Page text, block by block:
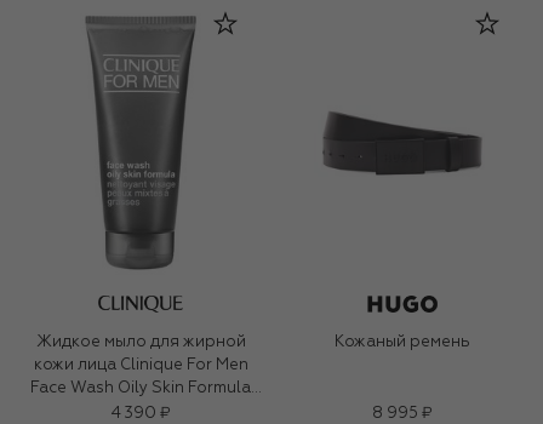
Жидкое мыло для жирной
кожи лица Clinique For Men
Face Wash Oily Skin Formula
(200ml)
4 390 ₽
Кожаный ремень
8 995 ₽